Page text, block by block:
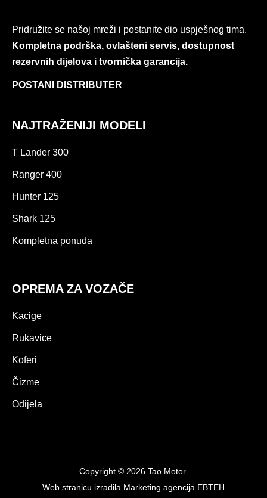
Pridružite se našoj mreži i postanite dio uspješnog tima.
Kompletna podrška, ovlašteni servis, dostupnost
rezervnih dijelova i tvornička garancija.
POSTANI DISTRIBUTER
NAJTRAŽENIJI MODELI
T Lander 300
Ranger 400
Hunter 125
Shark 125
Kompletna ponuda
OPREMA ZA VOZAČE
Kacige
Rukavice
Koferi
Čizme
Odijela
Copyright © 2026 Tao Motor.
Web stranicu izradila Marketing agencija EBTEH